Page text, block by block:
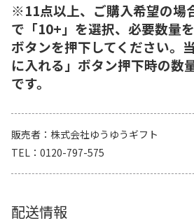
※11点以上、ご購入希望の場
で「10+」を選択、必要数量
ボタンを押下してください。
に入れる」ボタン押下時の数
です。
販売者
株式会社ゆうゆうギフト
TEL
0120-797-575
配送情報